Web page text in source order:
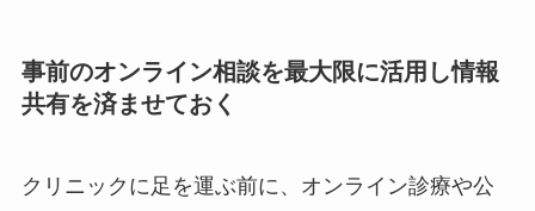
事前のオンライン相談を最大限に活用し情報
共有を済ませておく
クリニックに足を運ぶ前に、オンライン診療や公